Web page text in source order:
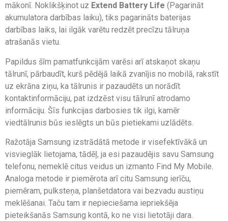
mākonī. Noklikšķinot uz Extend Battery Life (Pagarināt
akumulatora darbības laiku), tiks pagarināts baterijas
darbības laiks, lai ilgāk varētu redzēt precīzu tālruņa
atrašanās vietu.
Papildus šīm pamatfunkcijām varēsi arī atskaņot skaņu
tālrunī, pārbaudīt, kurš pēdējā laikā zvanījis no mobilā, rakstīt
uz ekrāna ziņu, ka tālrunis ir pazaudēts un norādīt
kontaktinformāciju, pat izdzēst visu tālrunī atrodamo
informāciju. Šīs funkcijas darbosies tik ilgi, kamēr
viedtālrunis būs ieslēgts un būs pietiekami uzlādēts.
Ražotāja Samsung izstrādātā metode ir visefektīvākā un
visvieglāk lietojama, tādēļ, ja esi pazaudējis savu Samsung
telefonu, nemeklē citus veidus un izmanto Find My Mobile.
Analoga metode ir piemērota arī citu Samsung ierīču,
piemēram, pulksteņa, planšetdatora vai bezvadu austiņu
meklēšanai. Taču tam ir nepieciešama iepriekšēja
pieteikšanās Samsung kontā, ko ne visi lietotāji dara.